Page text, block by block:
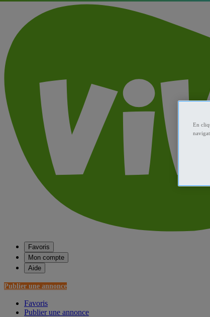
Favoris
Mon compte
Aide
Publier une annonce
Favoris
Publier une annonce
En